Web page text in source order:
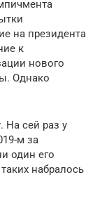
на президента
к
нового
Однако
сей раз у
м за
один его
набралось